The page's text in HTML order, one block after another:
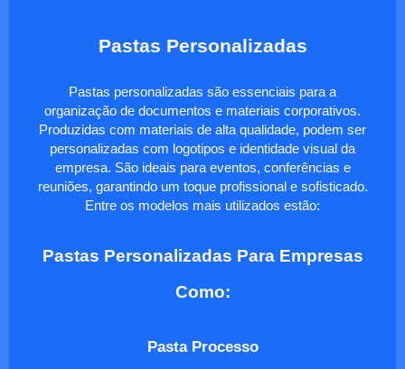
Pastas Personalizadas
Pastas personalizadas são essenciais para a
organização de documentos e materiais corporativos.
Produzidas com materiais de alta qualidade, podem ser
personalizadas com logotipos e identidade visual da
empresa. São ideais para eventos, conferências e
reuniões, garantindo um toque profissional e sofisticado.
Entre os modelos mais utilizados estão:
Pastas Personalizadas Para Empresas
Como:
Pasta Processo